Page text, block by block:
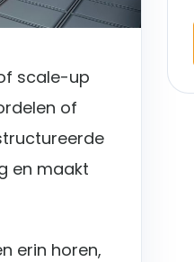
scale-up
of
en maakt
erin horen,